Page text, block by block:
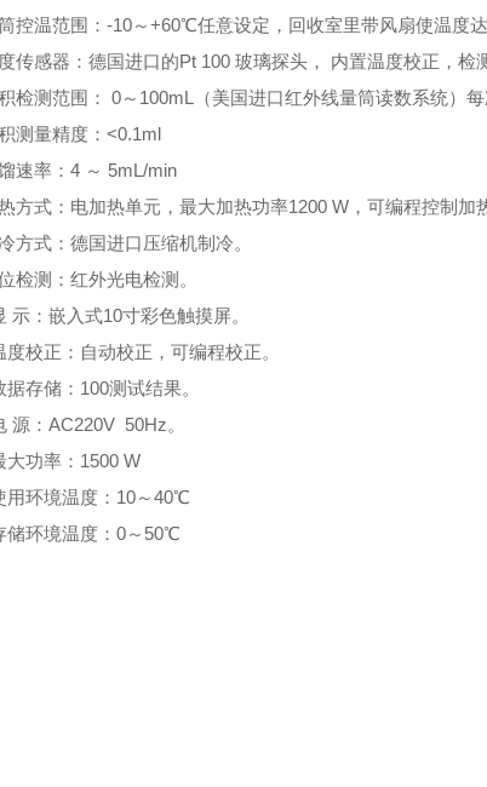
控温范围：-10～+60℃任意设定，回收室里带风扇使温度
传感器：德国进口的Pt 100 玻璃探头， 内置温度校正，检
检测范围： 0～100mL（美国进口红外线量筒读数系统）每
测量精度：<0.1ml
速率：4 ～ 5mL/min
方式：电加热单元，最大加热功率1200 W，可编程控制加
方式：德国进口压缩机制冷。
检测：红外光电检测。
示：嵌入式10寸彩色触摸屏。
度校正：自动校正，可编程校正。
据存储：100测试结果。
源：AC220V 50Hz。
大功率：1500 W
用环境温度：10～40℃
储环境温度：0～50℃